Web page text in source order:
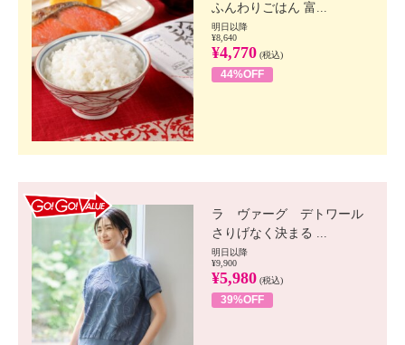
ふんわりごはん 富...
明日以降
¥8,640
¥4,770 (税込)
44%OFF
ラ ヴァーグ デトワール
さりげなく決まる ...
明日以降
¥9,900
¥5,980 (税込)
39%OFF